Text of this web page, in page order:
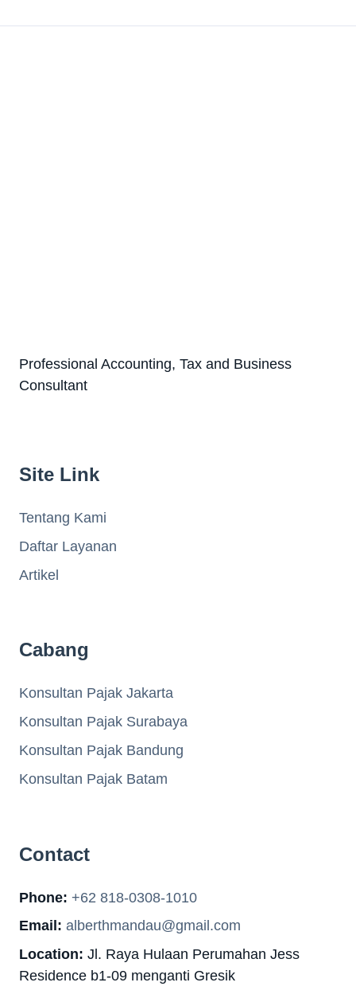
Professional Accounting, Tax and Business
Consultant
Site Link
Tentang Kami
Daftar Layanan
Artikel
Cabang
Konsultan Pajak Jakarta
Konsultan Pajak Surabaya
Konsultan Pajak Bandung
Konsultan Pajak Batam
Contact
Phone: +62 818-0308-1010
Email: alberthmandau@gmail.com
Location: Jl. Raya Hulaan Perumahan Jess
Residence b1-09 menganti Gresik